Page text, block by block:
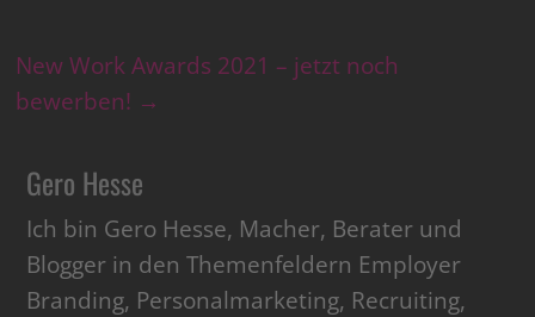
New Work Awards 2021 – jetzt noch
bewerben! →
Gero Hesse
Ich bin Gero Hesse, Macher, Berater und
Blogger in den Themenfeldern Employer
Branding, Personalmarketing, Recruiting,